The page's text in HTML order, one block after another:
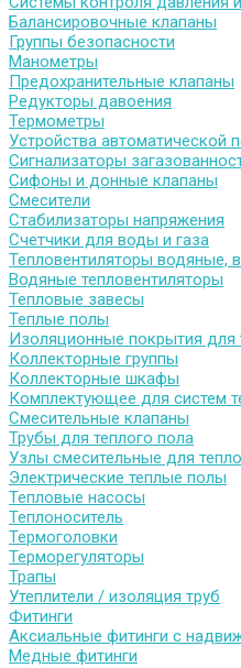
Балансировочные клапаны
Группы безопасности
Манометры
Предохранительные клапаны
Редукторы давоения
Термометры
Устройства автоматической
Сигнализаторы
Сифоны и донные клапаны
Смесители
Стабилизаторы напряжения
Счетчики для воды и газа
Тепловентиляторы водяные,
Водяные тепловентиляторы
Тепловые завесы
Теплые полы
Изоляционные покрытия для
Коллекторные группы
Коллекторные шкафы
Комплектующее для систем
Смесительные клапаны
Трубы для теплого пола
Узлы смесительные для
Электрические теплые полы
Тепловые насосы
Теплоноситель
Термоголовки
Терморегуляторы
Трапы
Утеплители / изоляция труб
Фитинги
Аксиальные фитинги с
Медные фитинги